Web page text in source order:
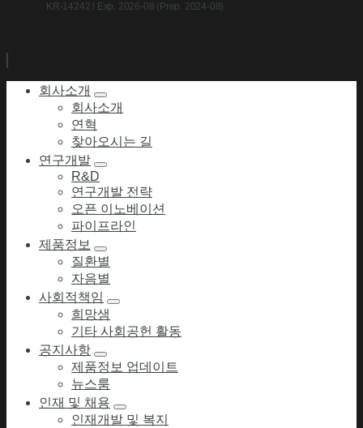
KR-14242 l Exp. 2026-08 (Prep. 2024-08)
회사소개
회사소개
연혁
찾아오시는 길
연구개발
R&D
연구개발 전략
오픈 이노베이션
파이프라인
제품정보
질환별
자음별
사회적책임
희망샘
기타 사회공헌 활동
공지사항
제품정보 업데이트
뉴스룸
인재 및 채용
인재개발 및 복지